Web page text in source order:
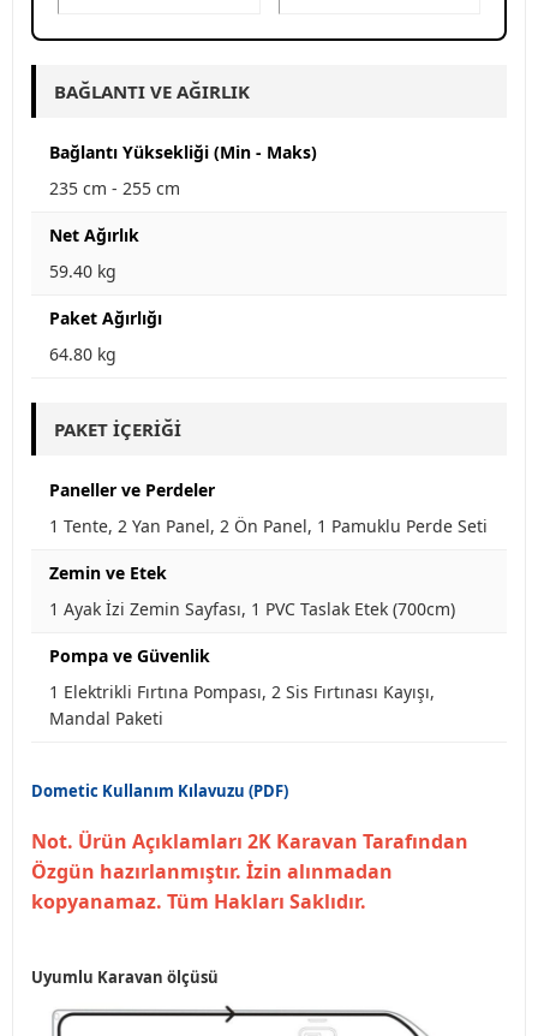
BAĞLANTI VE AĞIRLIK
Bağlantı Yüksekliği (Min - Maks)
235 cm - 255 cm
Net Ağırlık
59.40 kg
Paket Ağırlığı
64.80 kg
PAKET İÇERIĞI
Paneller ve Perdeler
1 Tente, 2 Yan Panel, 2 Ön Panel, 1 Pamuklu Perde Seti
Zemin ve Etek
1 Ayak İzi Zemin Sayfası, 1 PVC Taslak Etek (700cm)
Pompa ve Güvenlik
1 Elektrikli Fırtına Pompası, 2 Sis Fırtınası Kayışı,
Mandal Paketi
Dometic Kullanım Kılavuzu (PDF)
Not. Ürün Açıklamları 2K Karavan Tarafından
Özgün hazırlanmıştır. İzin alınmadan
kopyanamaz. Tüm Hakları Saklıdır.
Uyumlu Karavan ölçüsü